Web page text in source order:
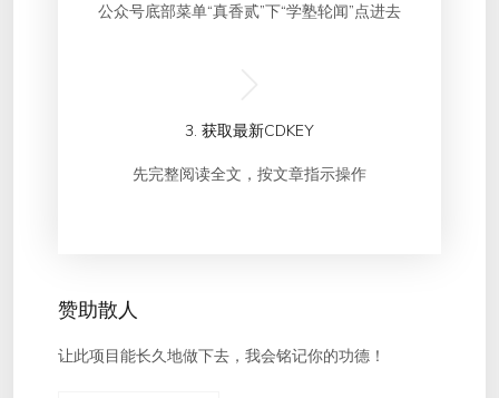
公众号底部菜单“真香贰”下“学塾轮闻”点进去
3. 获取最新CDKEY
先完整阅读全文，按文章指示操作
赞助散人
让此项目能长久地做下去，我会铭记你的功德！